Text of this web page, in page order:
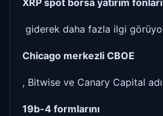
XRP spot borsa yatırım
giderek daha fazla ilgi
Chicago merkezli CBOE
, Bitwise ve Canary Capital
19b-4 formlarını